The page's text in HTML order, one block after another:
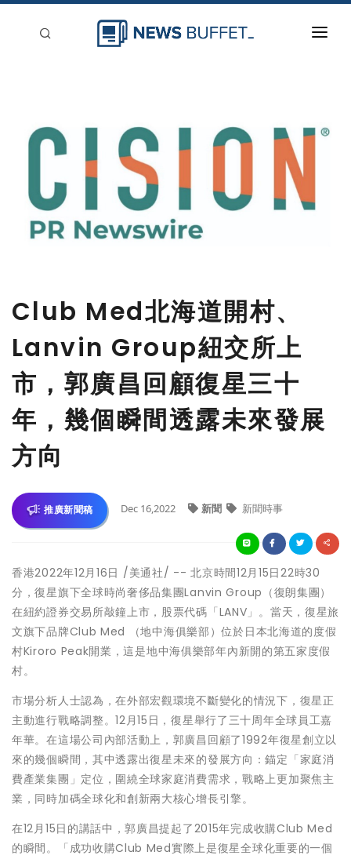
登入
Club Med北海道開村、
Lanvin Group紐交所上
市，郭廣昌回顧復星三十
年，幾個瞬間透露未來發展
方向
推廣新聞稿 Dec 16,2022 新聞 新聞時事
香港2022年12月16日 /美通社/ -- 北京時間12月15日22時30
分，復星旗下全球時尚奢侈品集團Lanvin Group（復朗集團）
在紐約證券交易所敲鐘上市，股票代碼「LANV」。當天，復星旅
文旗下品牌Club Med （地中海俱樂部）位於日本北海道的度假
村Kiroro Peak開業，這是地中海俱樂部年內新開的第五家度假
村。
市場分析人士認為，在外部宏觀環境不斷變化的情況下，復星正
主動進行戰略調整。12月15日，復星舉行了三十周年全球員工嘉
年華。在這場公司內部活動上，郭廣昌回顧了1992年復星創立以
來的幾個瞬間，其中透露出復星未來的發展方向：錨定「家庭消
費產業集團」定位，圍繞全球家庭消費需求，戰略上更加聚焦主
業，同時加碼全球化和創新兩大核心增長引擎。
在12月15日的講話中，郭廣昌提起了2015年完成收購Club Med
的瞬間。「成功收購Club Med實際上是復星全球化重要的一個